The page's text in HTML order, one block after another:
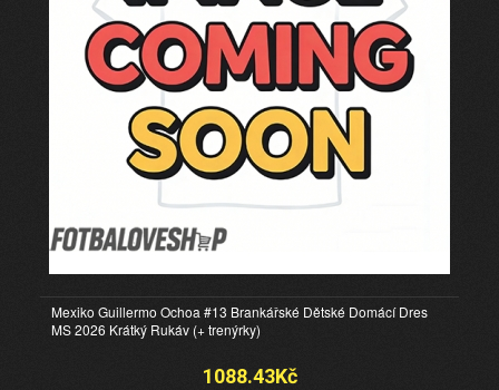
Mexiko Guillermo Ochoa #13 Brankářské Dětské Domácí Dres
MS 2026 Krátký Rukáv (+ trenýrky)
1088.43Kč